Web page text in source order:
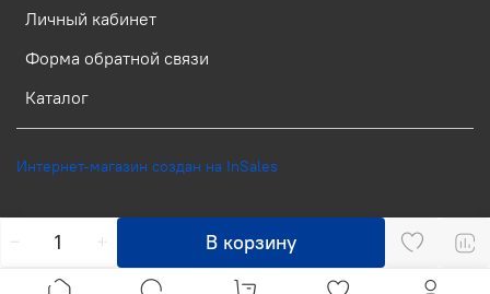
В корзину
Личный кабинет
Форма обратной связи
Каталог
Интернет-магазин создан на InSales